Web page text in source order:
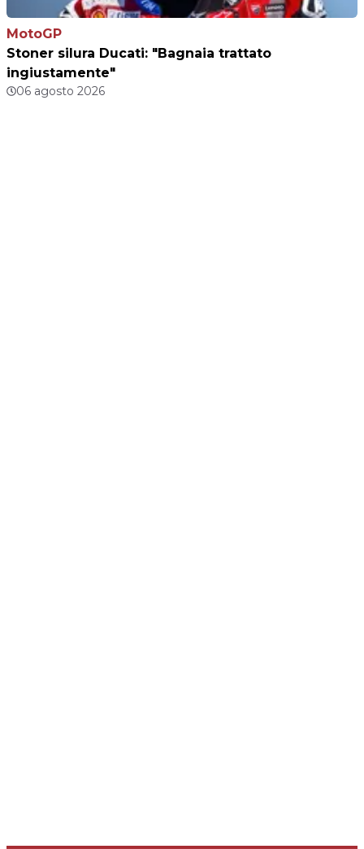
MotoGP
Stoner silura Ducati: "Bagnaia trattato
ingiustamente"
06 agosto 2026